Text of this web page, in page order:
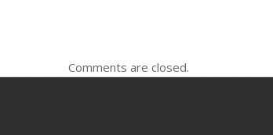
Comments are closed.